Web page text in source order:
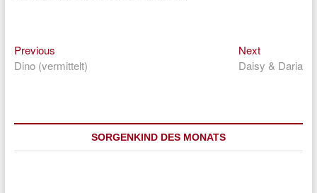
Beitragsnavigation
PreviousPrevious
post:
Dino (vermittelt)
NextNext
post:
Daisy & Daria
SORGENKIND DES MONATS